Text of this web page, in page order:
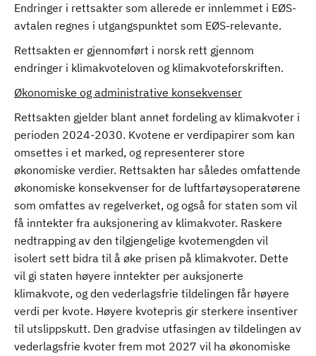
Endringer i rettsakter som allerede er innlemmet i EØS-
avtalen regnes i utgangspunktet som EØS-relevante.
Rettsakten er gjennomført i norsk rett gjennom
endringer i klimakvoteloven og klimakvoteforskriften.
Økonomiske og administrative konsekvenser
Rettsakten gjelder blant annet fordeling av klimakvoter i
perioden 2024-2030. Kvotene er verdipapirer som kan
omsettes i et marked, og representerer store
økonomiske verdier. Rettsakten har således omfattende
økonomiske konsekvenser for de luftfartøysoperatørene
som omfattes av regelverket, og også for staten som vil
få inntekter fra auksjonering av klimakvoter. Raskere
nedtrapping av den tilgjengelige kvotemengden vil
isolert sett bidra til å øke prisen på klimakvoter. Dette
vil gi staten høyere inntekter per auksjonerte
klimakvote, og den vederlagsfrie tildelingen får høyere
verdi per kvote. Høyere kvotepris gir sterkere insentiver
til utslippskutt. Den gradvise utfasingen av tildelingen av
vederlagsfrie kvoter frem mot 2027 vil ha økonomiske